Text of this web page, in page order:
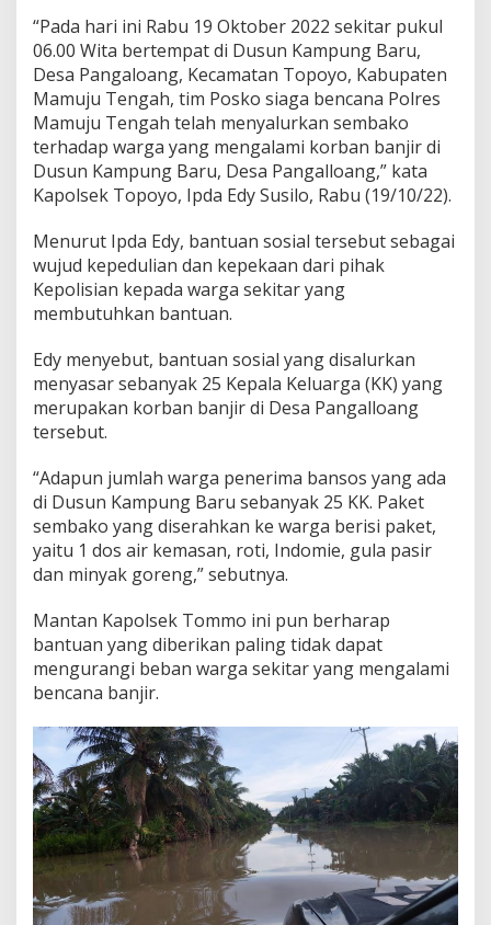
g
B
a
r
u
“Pada hari ini Rabu 19 Oktober 2022 sekitar pukul
06.00 Wita bertempat di Dusun Kampung Baru,
Desa Pangaloang, Kecamatan Topoyo, Kabupaten
Mamuju Tengah, tim Posko siaga bencana Polres
Mamuju Tengah telah menyalurkan sembako
terhadap warga yang mengalami korban banjir di
Dusun Kampung Baru, Desa Pangalloang,” kata
Kapolsek Topoyo, Ipda Edy Susilo, Rabu (19/10/22).
Menurut Ipda Edy, bantuan sosial tersebut sebagai
wujud kepedulian dan kepekaan dari pihak
Kepolisian kepada warga sekitar yang
membutuhkan bantuan.
Edy menyebut, bantuan sosial yang disalurkan
menyasar sebanyak 25 Kepala Keluarga (KK) yang
merupakan korban banjir di Desa Pangalloang
tersebut.
“Adapun jumlah warga penerima bansos yang ada
di Dusun Kampung Baru sebanyak 25 KK. Paket
sembako yang diserahkan ke warga berisi paket,
yaitu 1 dos air kemasan, roti, Indomie, gula pasir
dan minyak goreng,” sebutnya.
Mantan Kapolsek Tommo ini pun berharap
bantuan yang diberikan paling tidak dapat
mengurangi beban warga sekitar yang mengalami
bencana banjir.